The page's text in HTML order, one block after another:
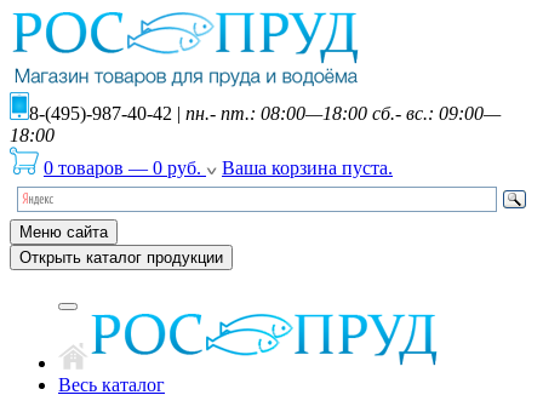
8-(495)-987-40-42 | пн.- пт.: 08:00—18:00 сб.- вс.: 09:00—
18:00
0 товаров — 0 руб. Ваша корзина пуста.
Меню сайта
Открыть каталог продукции
Весь каталог